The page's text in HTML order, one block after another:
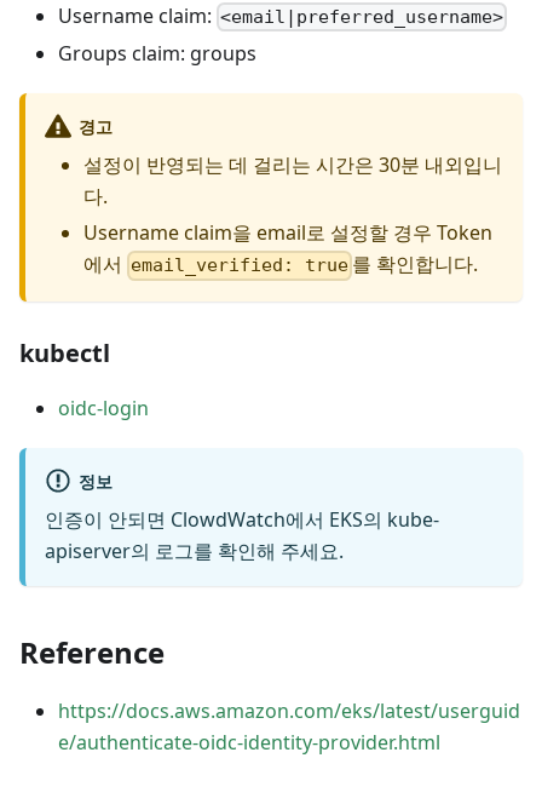
Username claim: <email|preferred_username>
Groups claim: groups
경고
설정이 반영되는 데 걸리는 시간은 30분 내외입니
다.
Username claim을 email로 설정할 경우 Token
에서 email_verified: true 를 확인합니다.
kubectl
oidc-login
정보
인증이 안되면 ClowdWatch에서 EKS의 kube-
apiserver의 로그를 확인해 주세요.
Reference
https://docs.aws.amazon.com/eks/latest/userguid
e/authenticate-oidc-identity-provider.html